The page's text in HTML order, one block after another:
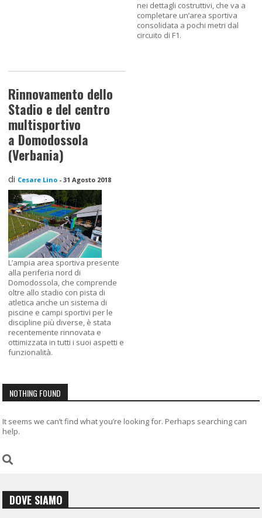
nei dettagli costruttivi, che va a
completare un’area sportiva
consolidata a pochi metri dal
circuito di F1.
Rinnovamento dello
Stadio e del centro
multisportivo
a Domodossola
(Verbania)
di Cesare Lino -31 Agosto 2018
L’ampia area sportiva presente
alla periferia nord di
Domodossola, che comprende
oltre allo stadio con pista di
atletica anche un sistema di
piscine e campi sportivi per le
discipline più diverse, è stata
recentemente rinnovata e
ottimizzata in tutti i suoi aspetti e
funzionalità.
NOTHING FOUND
It seems we can’t find what you’re looking for. Perhaps searching can
help.
DOVE SIAMO